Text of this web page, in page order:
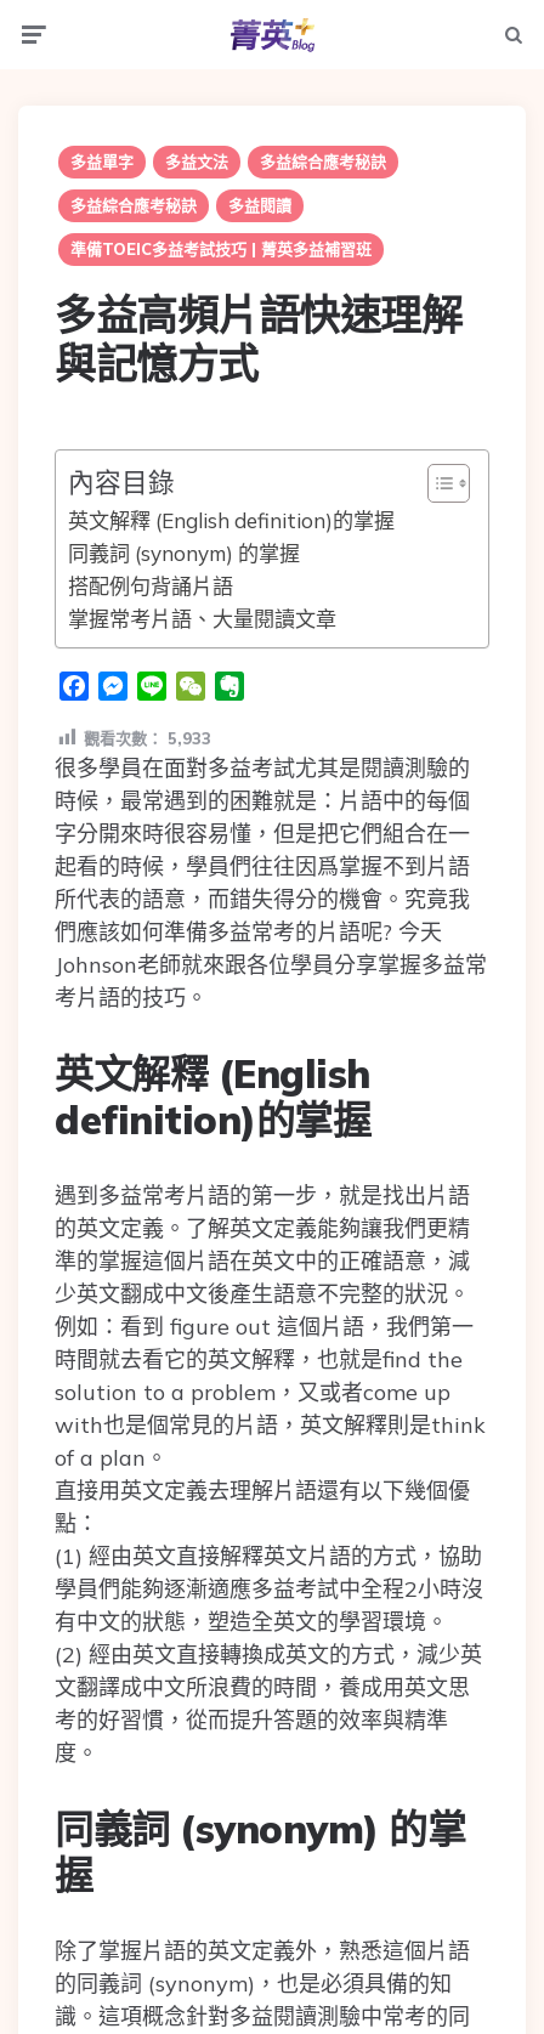
多益單字 多益文法 多益綜合應考秘訣
多益綜合應考秘訣 多益閱讀
準備TOEIC多益考試技巧 | 菁英多益補習班
多益高頻片語快速理解
與記憶方式
內容目錄
英文解釋 (English definition)的掌握
同義詞 (synonym) 的掌握
搭配例句背誦片語
掌握常考片語、大量閱讀文章
FacebookMessenger
Line WeChat
觀看次數： 5,933
很多學員在面對多益考試尤其是閱讀測驗的
時候，最常遇到的困難就是：片語中的每個
字分開來時很容易懂，但是把它們組合在一
起看的時候，學員們往往因爲掌握不到片語
所代表的語意，而錯失得分的機會。究竟我
們應該如何準備多益常考的片語呢? 今天
Johnson老師就來跟各位學員分享掌握多益常
考片語的技巧。
英文解釋 (English
definition)的掌握
遇到多益常考片語的第一步，就是找出片語
的英文定義。了解英文定義能夠讓我們更精
準的掌握這個片語在英文中的正確語意，減
少英文翻成中文後產生語意不完整的狀況。
例如：看到 figure out 這個片語，我們第一
時間就去看它的英文解釋，也就是find the
solution to a problem，又或者come up
with也是個常見的片語，英文解釋則是think
of a plan。
直接用英文定義去理解片語還有以下幾個優
點：
(1) 經由英文直接解釋英文片語的方式，協助
學員們能夠逐漸適應多益考試中全程2小時沒
有中文的狀態，塑造全英文的學習環境。
(2) 經由英文直接轉換成英文的方式，減少英
文翻譯成中文所浪費的時間，養成用英文思
考的好習慣，從而提升答題的效率與精準
度。
同義詞 (synonym) 的掌
握
除了掌握片語的英文定義外，熟悉這個片語
的同義詞 (synonym)，也是必須具備的知
識。這項概念針對多益閱讀測驗中常考的同